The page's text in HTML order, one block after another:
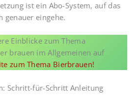
ist ein Abo-System, auf das
genauer eingehe.
Einblicke zum Thema
brauen im Allgemeinen auf
zum Thema Bierbrauen!
Schritt-für-Schritt Anleitung